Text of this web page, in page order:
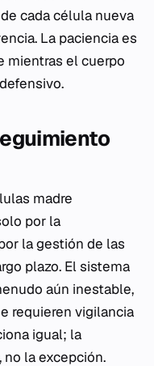
cada célula nueva
La paciencia es
mientras el cuerpo
madre
por la
la gestión de las
plazo. El sistema
aún inestable,
requieren vigilancia
igual; la
no la excepción.